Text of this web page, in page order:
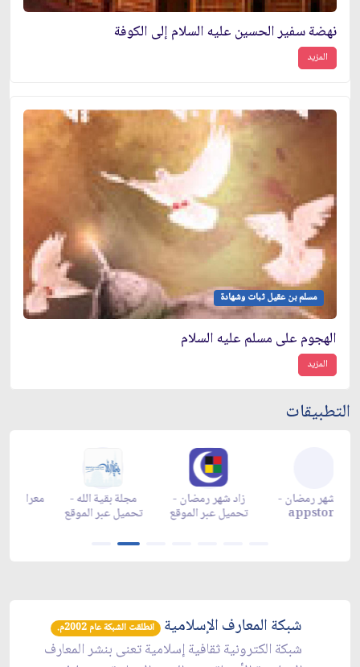
نهضة سفير الحسين عليه السلام إلى الكوفة
المزيد
مسلم بن عقيل ثبات وشهادة
الهجوم على مسلم عليه السلام
المزيد
التطبيقات
زاد شهر رمضان -
تحميل عبر الموقع
زاد شهر رمضان -
appstore
زاد شهر رمضان -
appgallery
شبكة المعارف الإسلامية انطلقت الشبكة عام 2002م.
شبكة الكترونية ثقافية إسلامية تعنى بنشر المعارف